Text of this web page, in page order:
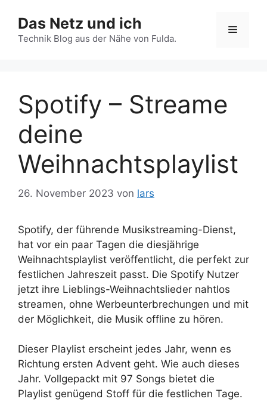
Inhalt
springen
Das Netz und ich
Technik Blog aus der Nähe von Fulda.
Menü
Spotify – Streame
deine
Weihnachtsplaylist
26. November 2023 von lars
Spotify, der führende Musikstreaming-Dienst,
hat vor ein paar Tagen die diesjährige
Weihnachtsplaylist veröffentlicht, die perfekt zur
festlichen Jahreszeit passt. Die Spotify Nutzer
jetzt ihre Lieblings-Weihnachtslieder nahtlos
streamen, ohne Werbeunterbrechungen und mit
der Möglichkeit, die Musik offline zu hören.
Dieser Playlist erscheint jedes Jahr, wenn es
Richtung ersten Advent geht. Wie auch dieses
Jahr. Vollgepackt mit 97 Songs bietet die
Playlist genügend Stoff für die festlichen Tage.